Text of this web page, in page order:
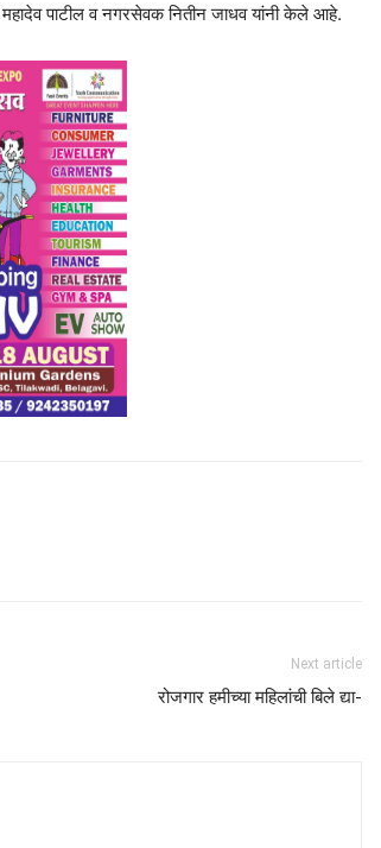
महादेव पाटील व नगरसेवक नितीन जाधव यांनी केले आहे.
Next article
रोजगार हमीच्या महिलांची बिले द्या-